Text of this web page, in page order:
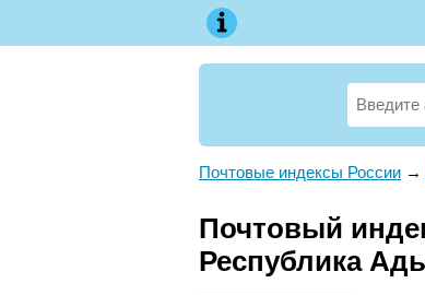
Почтовые индексы России →
Почтовый
Республика